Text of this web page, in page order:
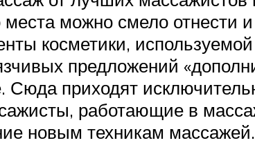
можно смело отнести
косметики,
предложений
Сюда приходят
работающие в
новым техникам